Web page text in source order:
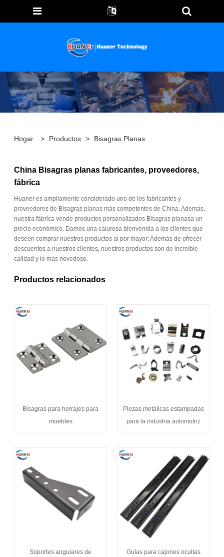
Hogar > Productos > Bisagras Planas
China Bisagras planas fabricantes, proveedores,
fábrica
Huaner es ampliamente considerado uno de los fabricantes y
proveedores de Bisagras planas más competentes de China. Además,
nuestra fábrica vende productos personalizados Bisagras planasa un
precio económico. Damos una calurosa bienvenida a los clientes que
deseen comprar nuestros productos al por mayor; Además de ofrecer
descuentos a nuestros clientes, nuestros productos son de increíble
calidad y lo más novedoso.
Productos relacionados
Bisagras para herrajes para
muebles
Piezas metálicas estampadas
para la industria automotriz
Soportes angulares de
Guías para cajones ocultas